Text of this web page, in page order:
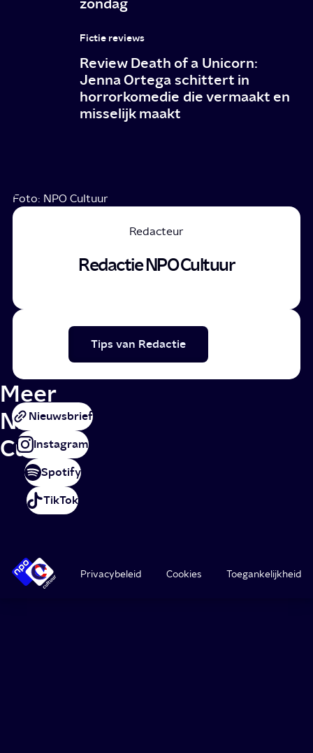
Fictie reviews
Review Death of a Unicorn:
Jenna Ortega schittert in
horrorkomedie die vermaakt en
misselijk maakt
Foto: NPO Cultuur
Redacteur
Redactie NPO Cultuur
Tips van Redactie
Meer
NPO
Cultuur
Nieuwsbrief
Instagram
Spotify
TikTok
Privacybeleid Cookies Toegankelijkheid